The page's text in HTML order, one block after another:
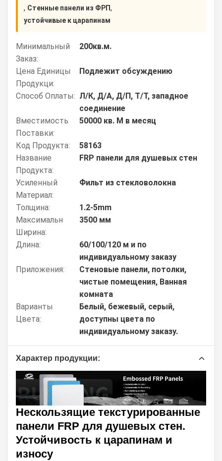
, Стенные панели из ФРП,
устойчивые к царапинам
Минимальный
Заказ:
200кв.м.
Цена Единицы
Продукци:
Подлежит обсуждению
Способ Оплаты: Л/К, Д/А, Д/П, Т/Т, западное
соединение
Вместимость
Поставки:
50000 кв. М в месяц
Код Продукта:
58163
Название
Продукта:
FRP панели для душевых стен
Усиленный
Материал:
Фильт из стекловолокна
Толщина:
1.2-5mm
Максимальн
Ширина:
3500 мм
Длина:
60/100/120 м и по
индивидуальному заказу
Приложения:
Стеновые панели, потолки,
чистые помещения, Ванная
комната
Варианты
Цвета:
Белый, бежевый, серый,
доступны цвета по
индивидуальному заказу.
Характер продукции:
Нескользящие текстурированные
панели FRP для душевых стен.
Устойчивость к царапинам и
износу